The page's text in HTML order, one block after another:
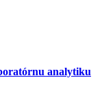
analytiku